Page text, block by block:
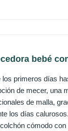
bebé
primeros días
de mecer, una
de malla,
los días
cómodo